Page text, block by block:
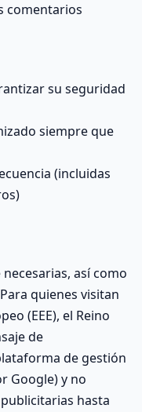
comentarios
su seguridad
siempre que
(incluidas
así como
quienes visitan
(EEE), el Reino
de
de gestión
Google) y no
hasta